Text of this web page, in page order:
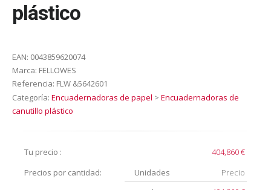
plástico
EAN: 0043859620074
Marca: FELLOWES
Referencia: FLW &5642601
Categoría: Encuadernadoras de papel > Encuadernadoras de
canutillo plástico
Tu precio :
404,860 €
Precios por cantidad:
Unidades
Precio